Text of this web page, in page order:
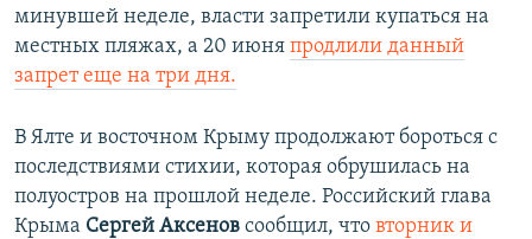
минувшей неделе, власти запретили купаться на
местных пляжах, а 20 июня продлили данный
запрет еще на три дня.
В Ялте и восточном Крыму продолжают бороться с
последствиями стихии, которая обрушилась на
полуостров на прошлой неделе. Российский глава
Крыма Сергей Аксенов сообщил, что вторник и